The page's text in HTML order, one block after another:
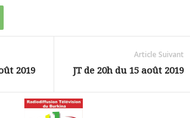
2019
Article Suivant
JT de 20h du 15 août 2019